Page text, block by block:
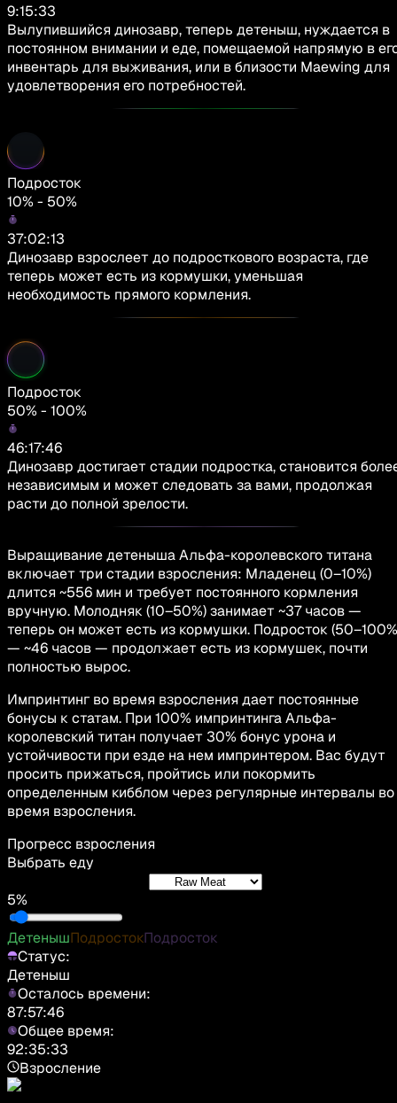
9:15:33
Вылупившийся динозавр, теперь детеныш, нуждается в
постоянном внимании и еде, помещаемой напрямую в
инвентарь для выживания, или в близости Maewing для
удовлетворения его потребностей.
Подросток
10% - 50%
37:02:13
Динозавр взрослеет до подросткового возраста, где
теперь может есть из кормушки, уменьшая
необходимость прямого кормления.
Подросток
50% - 100%
46:17:46
Динозавр достигает стадии подростка, становится
независимым и может следовать за вами, продолжая
расти до полной зрелости.
Выращивание детеныша Альфа-королевского титана
включает три стадии взросления: Младенец (0–10%)
длится ~556 мин и требует постоянного кормления
вручную. Молодняк (10–50%) занимает ~37 часов —
теперь он может есть из кормушки. Подросток
— ~46 часов — продолжает есть из кормушек, почти
полностью вырос.
Импринтинг во время взросления дает постоянные
бонусы к статам. При 100% импринтинга Альфа-
королевский титан получает 30% бонус урона и
устойчивости при езде на нем импринтером. Вас будут
просить прижаться, пройтись или покормить
определенным кибблом через регулярные интервалы во
время взросления.
Прогресс взросления
Выбрать еду
5%
ДетенышПодростокПодросток
Статус:
Детеныш
Осталось времени:
87:57:46
Общее время:
92:35:33
Взросление